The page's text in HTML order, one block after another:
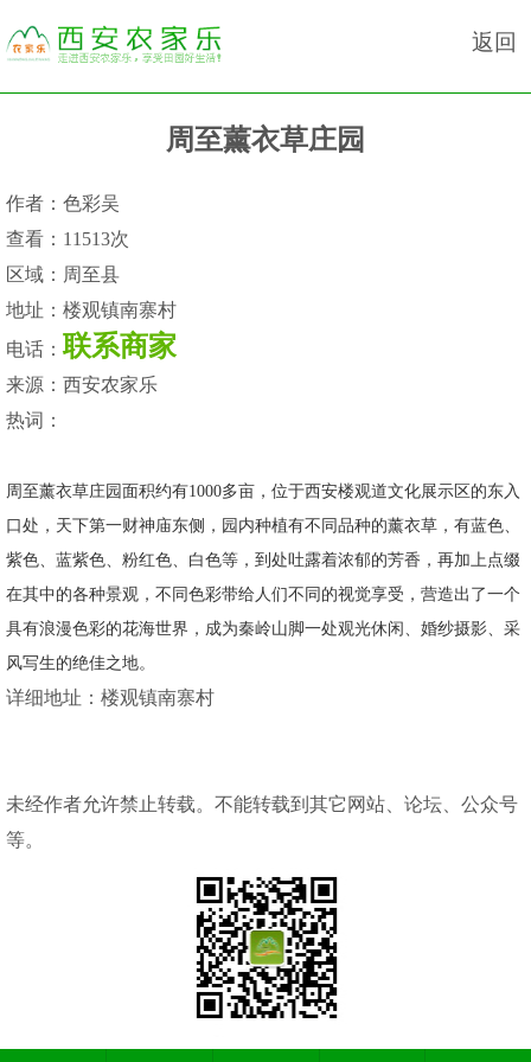
返回
周至薰衣草庄园
作者： 色彩吴
查看： 11513次
区域： 周至县
地址： 楼观镇南寨村
电话：联系商家
来源： 西安农家乐
热词：
周至薰衣草庄园面积约有1000多亩，位于西安楼观道文化展示区的东入
口处，天下第一财神庙东侧，园内种植有不同品种的薰衣草，有蓝色、
紫色、蓝紫色、粉红色、白色等，到处吐露着浓郁的芳香，再加上点缀
在其中的各种景观，不同色彩带给人们不同的视觉享受，营造出了一个
具有浪漫色彩的花海世界，成为秦岭山脚一处观光休闲、婚纱摄影、采
风写生的绝佳之地。
详细地址：楼观镇南寨村
未经作者允许禁止转载。不能转载到其它网站、论坛、公众号
等。